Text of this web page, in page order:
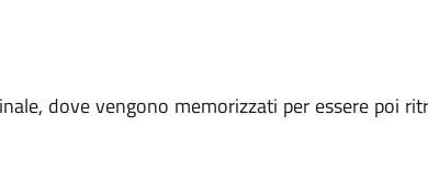
dove vengono memorizzati per essere poi